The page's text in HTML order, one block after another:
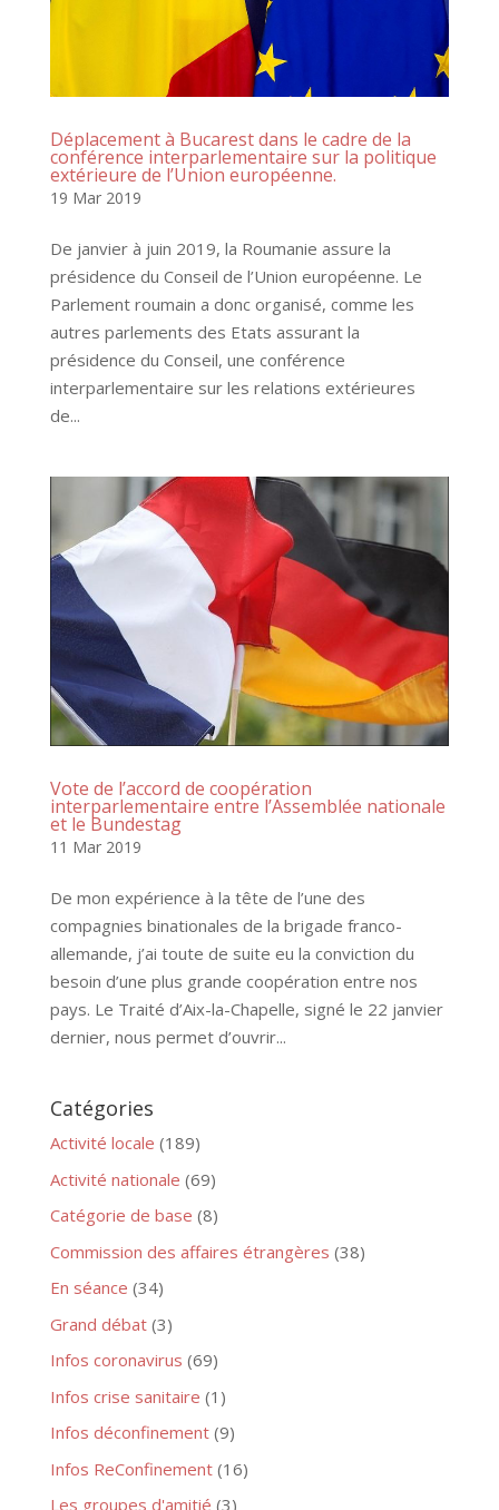
Déplacement à Bucarest dans le cadre de la
conférence interparlementaire sur la politique
extérieure de l’Union européenne.
19 Mar 2019
De janvier à juin 2019, la Roumanie assure la
présidence du Conseil de l’Union européenne. Le
Parlement roumain a donc organisé, comme les
autres parlements des Etats assurant la
présidence du Conseil, une conférence
interparlementaire sur les relations extérieures
de...
Vote de l’accord de coopération
interparlementaire entre l’Assemblée nationale
et le Bundestag
11 Mar 2019
De mon expérience à la tête de l’une des
compagnies binationales de la brigade franco-
allemande, j’ai toute de suite eu la conviction du
besoin d’une plus grande coopération entre nos
pays. Le Traité d’Aix-la-Chapelle, signé le 22 janvier
dernier, nous permet d’ouvrir...
Catégories
Activité locale (189)
Activité nationale (69)
Catégorie de base (8)
Commission des affaires étrangères (38)
En séance (34)
Grand débat(3)
Infos coronavirus (69)
Infos crise sanitaire (1)
Infos déconfinement(9)
Infos ReConfinement(16)
Les groupes d'amitié (3)